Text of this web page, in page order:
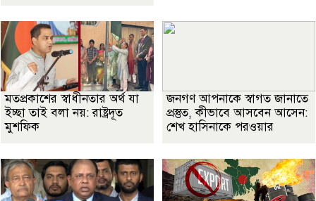
মতপ্রকাশের স্বাধীনতার অর্থ যা
ইচ্ছা তাই বলা নয়: রাষ্ট্রদূত
মুশফিক
জনগণ আপনাকে স্বাগত জানাতে
প্রস্তুত, কীভাবে আসবেন আসেন:
শেখ হাসিনাকে পরওয়ার